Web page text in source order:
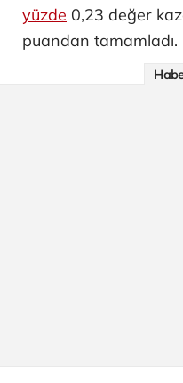
yüzde 0,23 değer
puandan tamamladı.